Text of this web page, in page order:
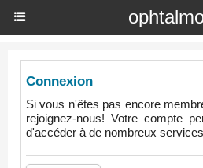
Connexion
Si vous n'êtes pas encore
rejoignez-nous! Votre compte
d'accéder à de nombreux